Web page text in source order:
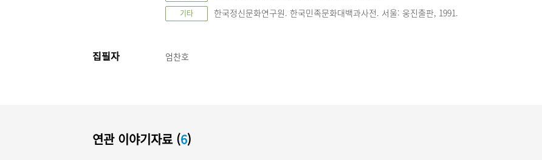
기타 한국정신문화연구원. 한국민족문화대백과사전. 서울: 웅진출판, 1991.
집필자 엄찬호
연관 이야기자료 (6)